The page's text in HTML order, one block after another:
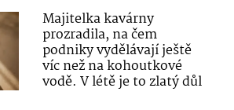
Majitelka kavárny
prozradila, na čem
podniky vydělávají ještě
víc než na kohoutkové
vodě. V létě je to zlatý důl